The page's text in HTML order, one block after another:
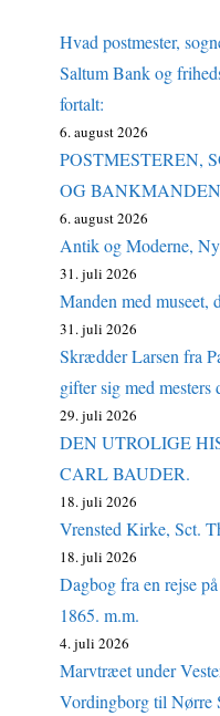
Hvad postmester,
Saltum Bank og
fortalt:
6. august 2026
POSTMESTEREN,
OG BANKMANDEN
6. august 2026
Antik og Moderne,
31. juli 2026
Manden med museet,
31. juli 2026
Skrædder Larsen fra
gifter sig med mesters
29. juli 2026
DEN UTROLIGE
CARL BAUDER.
18. juli 2026
Vrensted Kirke, Sct.
18. juli 2026
Dagbog fra en rejse
1865. m.m.
4. juli 2026
Marvtræet under
Vordingborg til Nørre